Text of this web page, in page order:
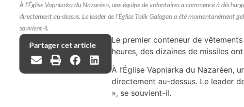
À l'Église Vapniarka du Nazaréen, une équipe de volontaires a commencé à
directement au-dessus. Le leader de l'Église Tolik Galagan a été momentanément
souvient-il.
Partager cet article
Le premier conteneur de
heures, des dizaines de missiles
À l’Église Vapniarka du Nazaréen,
directement au-dessus. Le leader
», se souvient-il.